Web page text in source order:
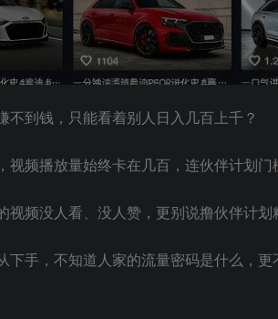
到钱，只能看着别人日入几百上千？
频播放量始终卡在几百，连伙伴计划门
频没人看、没人赞，更别说撸伙伴计划
手，不知道人家的流量密码是什么，